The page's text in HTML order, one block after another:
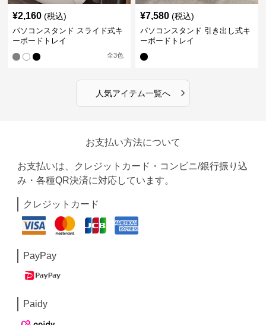
¥2,160 (税込)
パソコンスタンド スライド式キ
ーボードトレイ
全3色
¥7,580 (税込)
パソコンスタンド 引き出し式キ
ーボードトレイ
人気アイテム一覧へ ›
お支払い方法について
お支払いは、クレジットカード・コンビニ/銀行振り込
み・各種QR決済に対応しています。
クレジットカード
PayPay
Paidy